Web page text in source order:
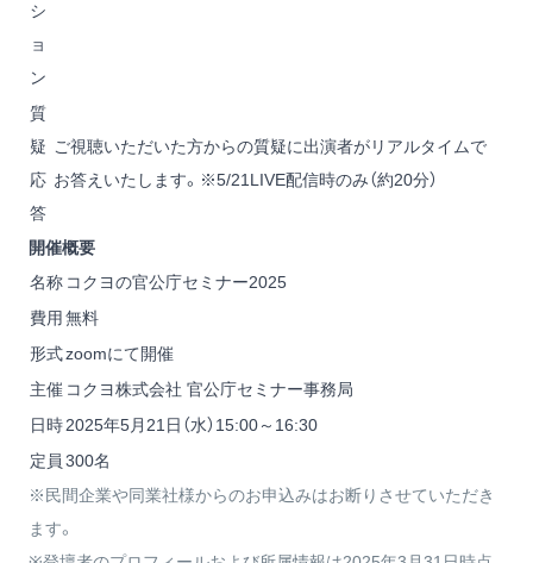
シ
ョ
ン
質
疑
応
答
ご視聴いただいた方からの質疑に出演者がリアルタイムで
お答えいたします。※5/21LIVE配信時のみ（約20分）
開催概要
名称 コクヨの官公庁セミナー2025
費用 無料
形式zoomにて開催
主催 コクヨ株式会社 官公庁セミナー事務局
日時2025年5月21日（水）15:00～16:30
定員 300名
※民間企業や同業社様からのお申込みはお断りさせていただき
ます。